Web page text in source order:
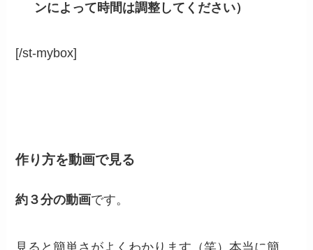
ンによって時間は調整してください）
[/st-mybox]
作り方を動画で見る
約３分の動画です。